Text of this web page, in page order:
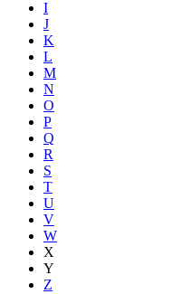
I
J
K
L
M
N
O
P
Q
R
S
T
U
V
W
X
Y
Z